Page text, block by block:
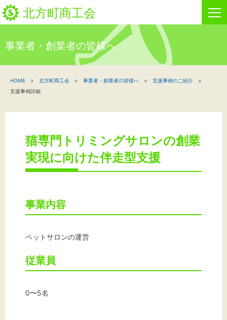
北方町商工会
新着情報
北方町商工会について
お問い合わせ
事業者・創業者の皆様へ
HOME 北方町商工会 事業者・創業者の皆様へ
支援事例のご紹介
支援事例詳細
猫専門トリミングサロンの創業
実現に向けた伴走型支援
事業内容
ペットサロンの運営
従業員
0〜5名